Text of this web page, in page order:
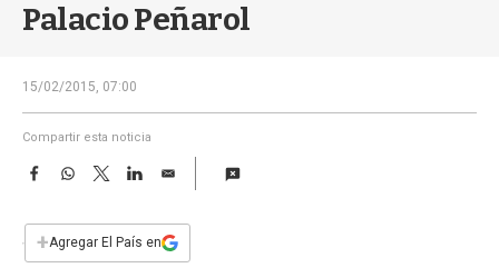
e
Palacio Peñarol
15/02/2015, 07:00
Compartir esta noticia
F
e
b
W
s
T
w
t
L
E
i
l
+Agregar El País en